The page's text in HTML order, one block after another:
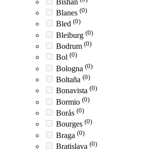
Blanes (0)
Bled (0)
Bleiburg (0)
Bodrum (0)
Bol (0)
Bologna (0)
Boltaña (0)
Bonavista (0)
Bormio (0)
Borås (0)
Bourges (0)
Braga (0)
Bratislava (0)